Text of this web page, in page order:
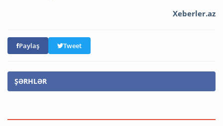
Xeberler.az
Paylaş Tweet
ŞƏRHLƏR